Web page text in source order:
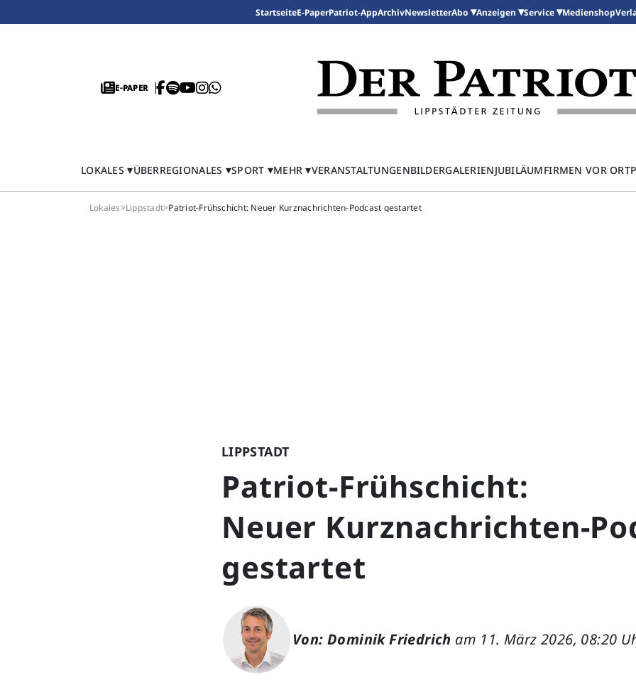
StartseiteE-PaperPatriot-AppArchivNewsletterAbo Anzeigen Service Medienshop
E-PAPER
LOKALES ÜBERREGIONALES SPORT MEHR VERANSTALTUNGENBILDERGALERIENJUBILÄUMFIRMEN VOR ORT
Lokales>Lippstadt>Patriot-Frühschicht: Neuer Kurznachrichten-Podcast gestartet
LIPPSTADT
Patriot-Frühschicht:
Neuer Kurznachrichten-
gestartet
Von: Dominik Friedrich am 11. März 2026, 08:20